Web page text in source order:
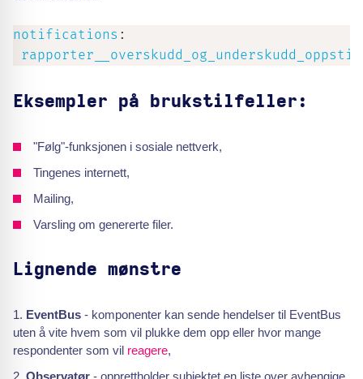
notifications :
Eksempler på brukstilfeller:
"Følg"-funksjonen i sosiale nettverk,
Tingenes internett,
Mailing,
Varsling om genererte filer.
Lignende mønstre
EventBus - komponenter kan sende hendelser til EventBus
uten å vite hvem som vil plukke dem opp eller hvor mange
respondenter som vil reagere,
Observatør - opprettholder subjektet en liste over avhengige